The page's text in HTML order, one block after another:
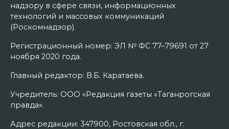
надзору в сфере связи, информационных
технологий и массовых коммуникаций
(Роскомнадзор).
Регистрационный номер: ЭЛ № ФС 77–79691 от 27
ноября 2020 года.
Главный редактор: В.Б. Каратаева.
Учредитель: ООО «Редакция газеты «Таганрогская
правда».
Адрес редакции: 347900, Ростовская обл., г.